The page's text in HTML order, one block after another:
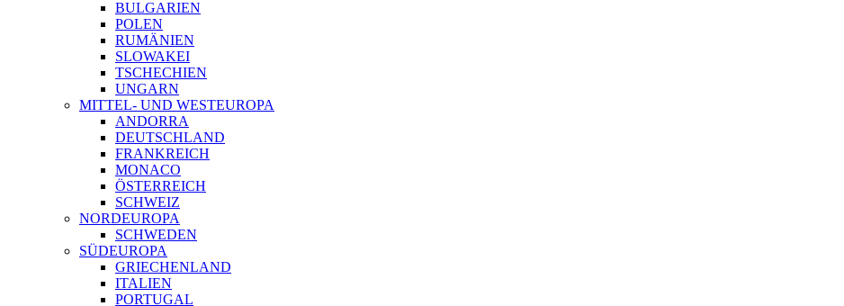
BULGARIEN
POLEN
RUMÄNIEN
SLOWAKEI
TSCHECHIEN
UNGARN
MITTEL- UND WESTEUROPA
ANDORRA
DEUTSCHLAND
FRANKREICH
MONACO
ÖSTERREICH
SCHWEIZ
NORDEUROPA
SCHWEDEN
SÜDEUROPA
GRIECHENLAND
ITALIEN
PORTUGAL